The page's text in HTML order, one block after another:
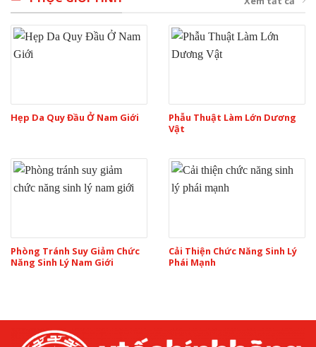
Hẹp Da Quy Đầu Ở Nam Giới
Phẫu Thuật Làm Lớn Dương
Vật
Phòng Tránh Suy Giảm Chức
Năng Sinh Lý Nam Giới
Cải Thiện Chức Năng Sinh Lý
Phái Mạnh